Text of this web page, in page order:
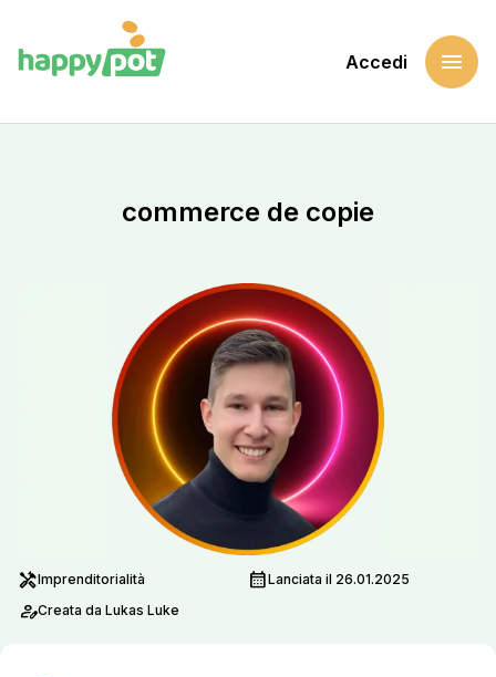
Accedi menu
commerce de copie
handymanImprenditorialità calendar_monthLanciata il 26.01.2025
person_editCreata da Lukas Luke